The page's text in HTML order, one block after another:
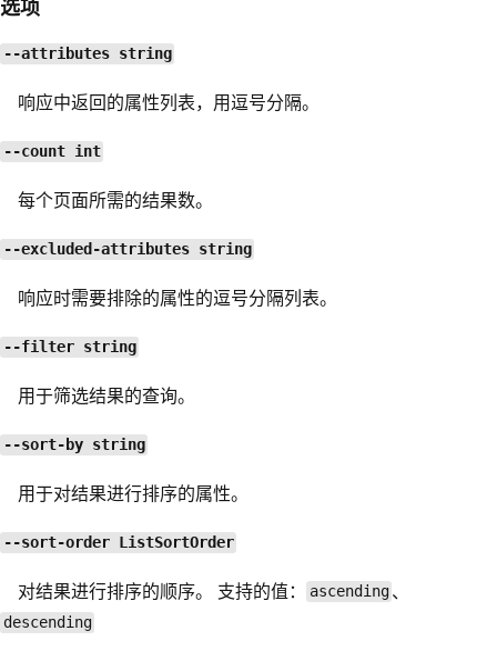
选项
--attributes string
响应中返回的属性列表，用逗号分隔。
--count int
每个页面所需的结果数。
--excluded-attributes string
响应时需要排除的属性的逗号分隔列表。
--filter string
用于筛选结果的查询。
--sort-by string
用于对结果进行排序的属性。
--sort-order ListSortOrder
对结果进行排序的顺序。 支持的值： ascending 、
descending